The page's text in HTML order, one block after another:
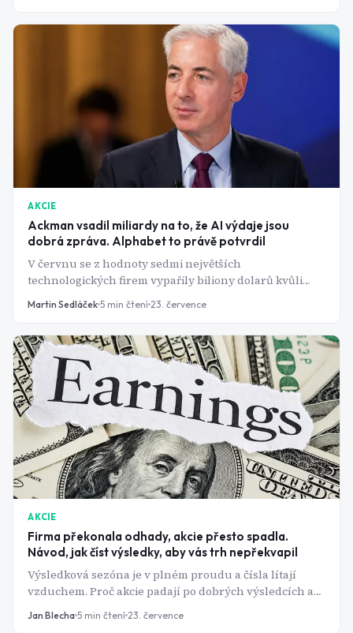
AKCIE
Ackman vsadil miliardy na to, že AI výdaje jsou
dobrá zpráva. Alphabet to právě potvrdil
V červnu se z hodnoty sedmi největších
technologických firem vypařily biliony dolarů kvůli
Ackman ale nakupoval - vychází přitom z jednoho
Martin Sedláček 5 min čtení 23. července
AKCIE
Firma překonala odhady, akcie přesto spadla.
Návod, jak číst výsledky, aby vás trh nepřekvapil
Výsledková sezóna je v plném proudu a čísla lítají
vzduchem. Proč akcie padají po dobrých výsledcích a
Jan Blecha 5 min čtení 23. července